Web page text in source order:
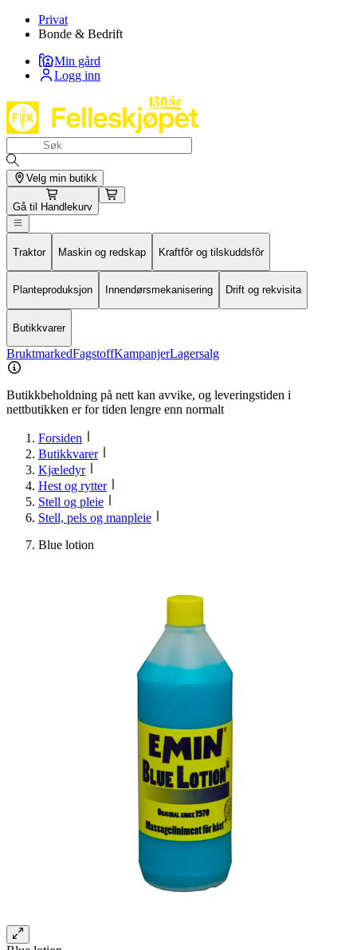
Privat
Bonde & Bedrift
Min gård
Logg inn
Velg min butikk
Gå til Handlekurv
Traktor Maskin og redskap Kraftfôr og tilskuddsfôr
Planteproduksjon Innendørsmekanisering Drift og rekvisita
Butikkvarer
BruktmarkedFagstoffKampanjerLagersalg
Butikkbeholdning på nett kan avvike, og leveringstiden i
nettbutikken er for tiden lengre enn normalt
Forsiden
Butikkvarer
Kjæledyr
Hest og rytter
Stell og pleie
Stell, pels og manpleie
Blue lotion